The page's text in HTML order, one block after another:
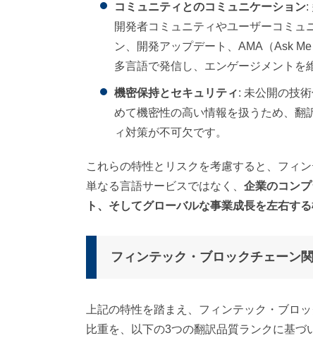
コミュニティとのコミュニケーション:
開発者コミュニティやユーザーコミュ
ン、開発アップデート、AMA（Ask
多言語で発信し、エンゲージメントを
機密保持とセキュリティ: 未公開の技
めて機密性の高い情報を扱うため、翻
ィ対策が不可欠です。
これらの特性とリスクを考慮すると、フィ
単なる言語サービスではなく、 企業のコン
ト、そしてグローバルな事業成長を左右す
フィンテック・ブロックチェーン
上記の特性を踏まえ、フィンテック・ブロ
比重を、以下の3つの翻訳品質ランクに基づ